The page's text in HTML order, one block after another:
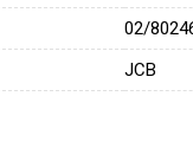
02/
JCB